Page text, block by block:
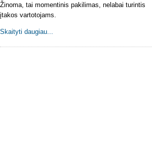
Žinoma, tai momentinis pakilimas, nelabai turintis
įtakos vartotojams.
Skaityti daugiau...